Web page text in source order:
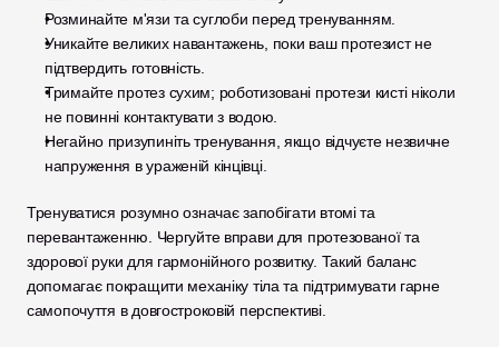
Розминайте м'язи та суглоби перед тренуванням.
Уникайте великих навантажень, поки ваш протезист не
підтвердить готовність.
Тримайте протез сухим; роботизовані протези кисті ніколи
не повинні контактувати з водою.
Негайно призупиніть тренування, якщо відчуєте незвичне
напруження в ураженій кінцівці.
Тренуватися розумно означає запобігати втомі та
перевантаженню. Чергуйте вправи для протезованої та
здорової руки для гармонійного розвитку. Такий баланс
допомагає покращити механіку тіла та підтримувати гарне
самопочуття в довгостроковій перспективі.